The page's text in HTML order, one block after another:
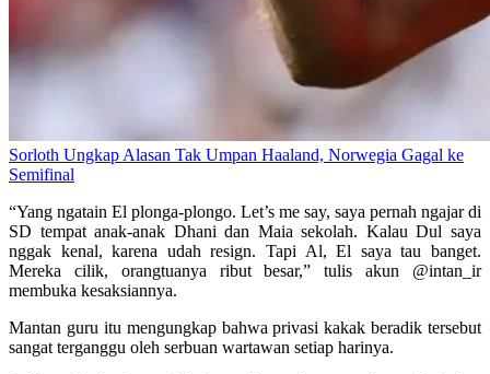
Sorloth Ungkap Alasan Tak Umpan Haaland, Norwegia Gagal ke
Semifinal
“Yang ngatain El plonga-plongo. Let’s me say, saya pernah ngajar di
SD tempat anak-anak Dhani dan Maia sekolah. Kalau Dul saya
nggak kenal, karena udah resign. Tapi Al, El saya tau banget.
Mereka cilik, orangtuanya ribut besar,” tulis akun @intan_ir
membuka kesaksiannya.
Mantan guru itu mengungkap bahwa privasi kakak beradik tersebut
sangat terganggu oleh serbuan wartawan setiap harinya.